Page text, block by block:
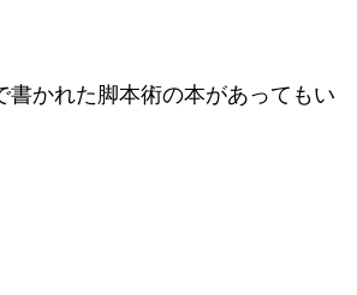
かれた脚本術の本があってもい